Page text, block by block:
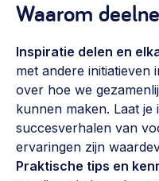
uitbreiden >
Wijkaanpak
Werken aan de wijk,
Weerbare
Voorbereiden op crisis,
ontmoetingsplekken >
Buurtenergie
Waarom
Inspiratie delen en
met andere initiatieven
over hoe we
kunnen maken. Laat
succesverhalen van
ervaringen zijn
Praktische tips en